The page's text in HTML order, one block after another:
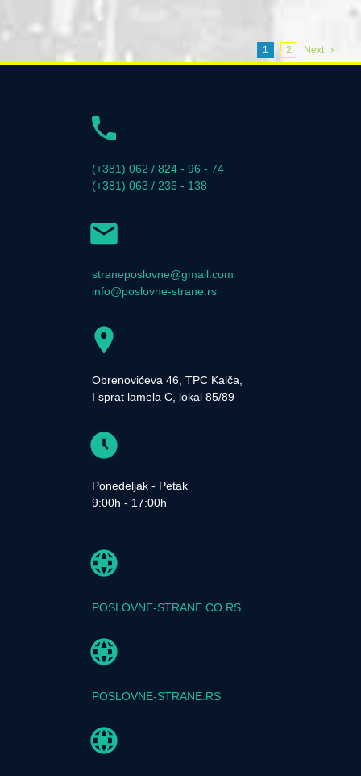
1 2 Next
(+381) 062 / 824 - 96 - 74
(+381) 063 / 236 - 138
straneposlovne@gmail.com
info@poslovne-strane.rs
Obrenovićeva 46, TPC Kalča,
I sprat lamela C, lokal 85/89
Ponedeljak - Petak
9:00h - 17:00h
POSLOVNE-STRANE.CO.RS
POSLOVNE-STRANE.RS